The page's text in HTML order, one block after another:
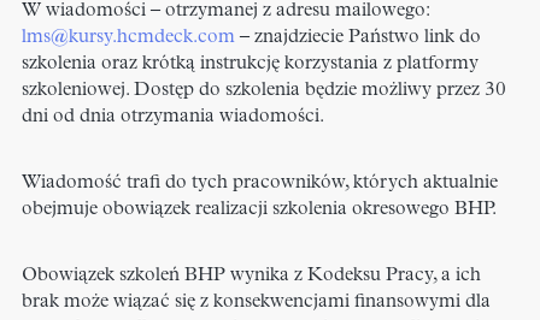
W wiadomości – otrzymanej z adresu mailowego:
lms@kursy.hcmdeck.com – znajdziecie Państwo link do
szkolenia oraz krótką instrukcję korzystania z platformy
szkoleniowej. Dostęp do szkolenia będzie możliwy przez 30
dni od dnia otrzymania wiadomości.
Wiadomość trafi do tych pracowników, których aktualnie
obejmuje obowiązek realizacji szkolenia okresowego BHP.
Obowiązek szkoleń BHP wynika z Kodeksu Pracy, a ich
brak może wiązać się z konsekwencjami finansowymi dla